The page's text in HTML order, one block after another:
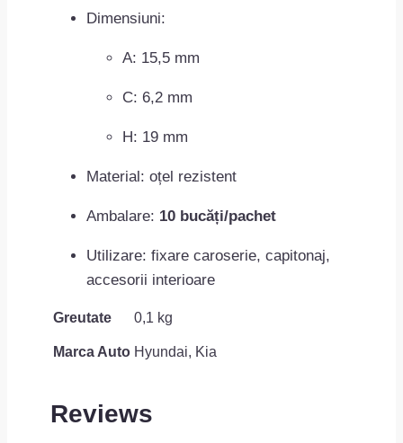
Dimensiuni:
A: 15,5 mm
C: 6,2 mm
H: 19 mm
Material: oțel rezistent
Ambalare: 10 bucăți/pachet
Utilizare: fixare caroserie, capitonaj,
accesorii interioare
Greutate 0,1 kg
Marca Auto Hyundai, Kia
Reviews